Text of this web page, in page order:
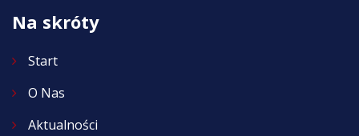
Na skróty
Start
O Nas
Aktualności